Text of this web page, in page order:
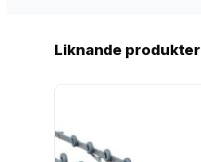
Liknande produkter